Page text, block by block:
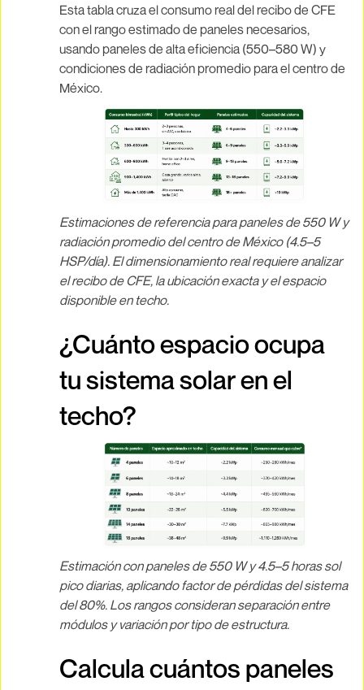
Esta tabla cruza el consumo real del recibo de CFE
con el rango estimado de paneles necesarios,
usando paneles de alta eficiencia (550–580 W) y
condiciones de radiación promedio para el centro de
México.
Estimaciones de referencia para paneles de 550 W y
radiación promedio del centro de México (4.5–5
HSP/día). El dimensionamiento real requiere analizar
el recibo de CFE, la ubicación exacta y el espacio
disponible en techo.
¿Cuánto espacio ocupa
tu sistema solar en el
techo?
Estimación con paneles de 550 W y 4.5–5 horas sol
pico diarias, aplicando factor de pérdidas del sistema
del 80%. Los rangos consideran separación entre
módulos y variación por tipo de estructura.
Calcula cuántos paneles